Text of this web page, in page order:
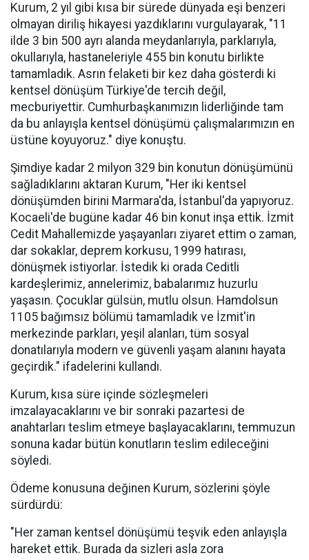
Kurum, 2 yıl gibi kısa bir sürede dünyada eşi benzeri
olmayan diriliş hikayesi yazdıklarını vurgulayarak, "11
ilde 3 bin 500 ayrı alanda meydanlarıyla, parklarıyla,
okullarıyla, hastaneleriyle 455 bin konutu birlikte
tamamladık. Asrın felaketi bir kez daha gösterdi ki
kentsel dönüşüm Türkiye'de tercih değil,
mecburiyettir. Cumhurbaşkanımızın liderliğinde tam
da bu anlayışla kentsel dönüşümü çalışmalarımızın en
üstüne koyuyoruz." diye konuştu.
Şimdiye kadar 2 milyon 329 bin konutun dönüşümünü
sağladıklarını aktaran Kurum, "Her iki kentsel
dönüşümden birini Marmara'da, İstanbul'da yapıyoruz.
Kocaeli'de bugüne kadar 46 bin konut inşa ettik. İzmit
Cedit Mahallemizde yaşayanları ziyaret ettim o zaman,
dar sokaklar, deprem korkusu, 1999 hatırası,
dönüşmek istiyorlar. İstedik ki orada Ceditli
kardeşlerimiz, annelerimiz, babalarımız huzurlu
yaşasın. Çocuklar gülsün, mutlu olsun. Hamdolsun
1105 bağımsız bölümü tamamladık ve İzmit'in
merkezinde parkları, yeşil alanları, tüm sosyal
donatılarıyla modern ve güvenli yaşam alanını hayata
geçirdik." ifadelerini kullandı.
Kurum, kısa süre içinde sözleşmeleri
imzalayacaklarını ve bir sonraki pazartesi de
anahtarları teslim etmeye başlayacaklarını, temmuzun
sonuna kadar bütün konutların teslim edileceğini
söyledi.
Ödeme konusuna değinen Kurum, sözlerini şöyle
sürdürdü:
"Her zaman kentsel dönüşümü teşvik eden anlayışla
hareket ettik. Burada da sizleri asla zora